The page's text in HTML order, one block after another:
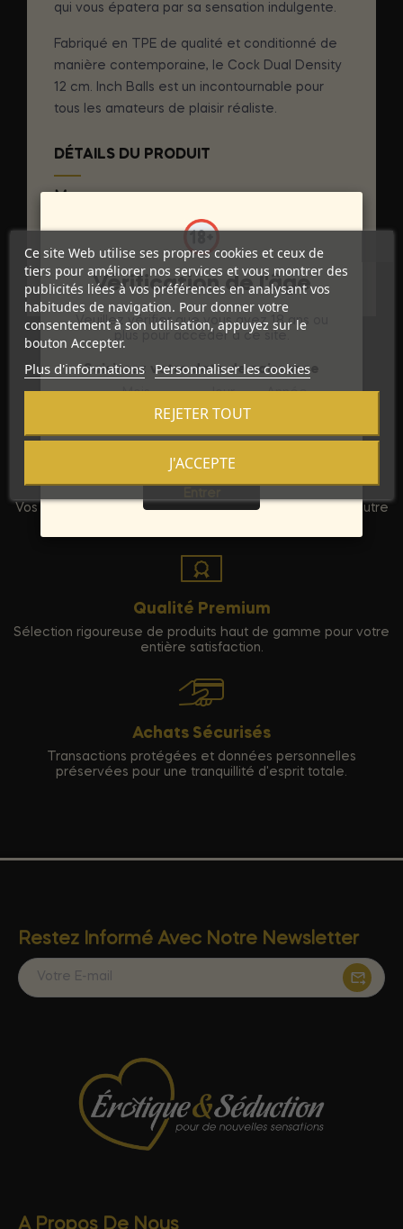
qui vous épatera par sa sensation indulgente.
Fabriqué en TPE de qualité et conditionné de
manière contemporaine, le Cock Dual Density
12 cm. Inch Balls est un incontournable pour
tous les amateurs de plaisir réaliste.
DÉTAILS DU PRODUIT
Référence D-234579
Références spécifiques
Discrétion Assurée
Vos commandes sont expédiées dans un emballage neutre
Qualité Premium
Sélection rigoureuse de produits haut de gamme pour votre
entière satisfaction.
Achats Sécurisés
Transactions protégées et données personnelles
préservées pour une tranquillité d'esprit totale.
Restez Informé Avec Notre Newsletter
A Propos De Nous
Ce site Web utilise ses propres cookies et ceux de
tiers pour améliorer nos services et vous montrer des
publicités liées à vos préférences en analysant vos
habitudes de navigation. Pour donner votre
consentement à son utilisation, appuyez sur le
bouton Accepter.
Plus d'informations Personnaliser les cookies
REJETER TOUT
J'ACCEPTE
Vérification de l'âge
Veuillez vérifier que vous avez 18 ans ou
plus pour accéder à ce site.
Saisissez votre date de naissance
Mois
Jour Année
Sortie